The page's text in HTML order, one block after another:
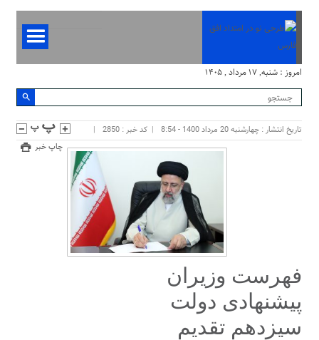
امروز : شنبه, ۱۷ مرداد , ۱۴۰۵
تاریخ انتشار : چهارشنبه 20 مرداد 1400 - 8:54
کد خبر : 2850
چاپ خبر
فهرست وزیران
پیشنهادی دولت
سیزدهم تقدیم